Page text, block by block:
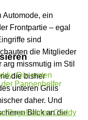
Automode, ein
Frontpartie – egal
sind
die Mitglieder
missmutig im Stil
die bisher
unteren Grills
daher. Und
Blick an die
Engel fahren Caddy